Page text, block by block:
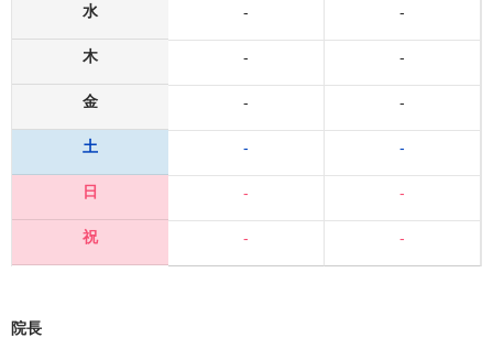
水
木
金
土
日
祝
-
-
-
-
-
-
-
-
-
-
-
-
院長